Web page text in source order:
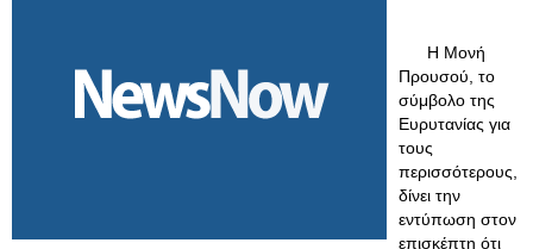
Η Μονή
Προυσού, το
σύμβολο της
Ευρυτανίας για
τους
περισσότερους,
δίνει την
εντύπωση στον
επισκέπτη ότι